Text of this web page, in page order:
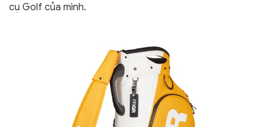
cụ Golf của mình.